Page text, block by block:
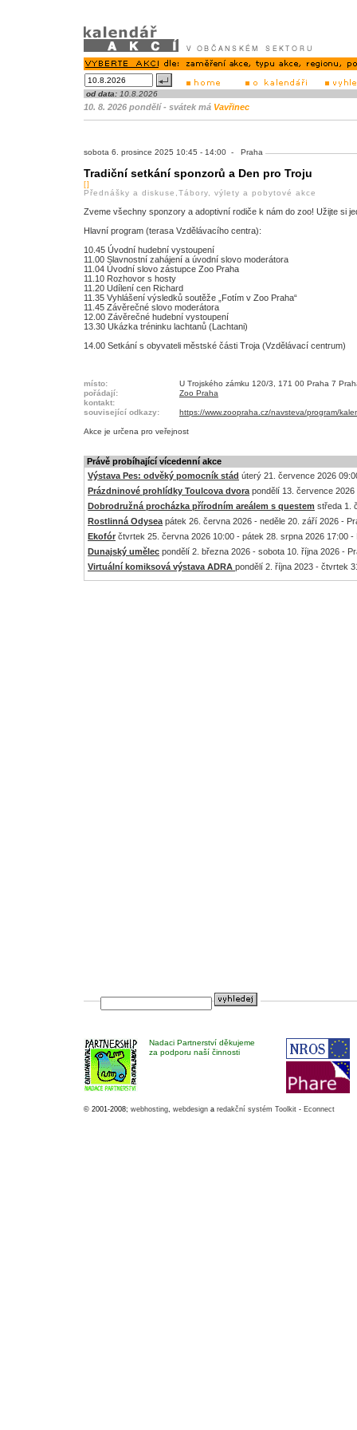
od data: 10.8.2026
10. 8. 2026 pondělí - svátek má Vavřinec
sobota 6. prosince 2025 10:45 - 14:00 - Praha
Tradiční setkání sponzorů a Den pro Troju
[]
Přednášky a diskuse,Tábory, výlety a pobytové akce
Zveme všechny sponzory a adoptivní rodiče k nám do zoo! Užijte si
Hlavní program (terasa Vzdělávacího centra):
10.45 Úvodní hudební vystoupení
11.00 Slavnostní zahájení a úvodní slovo moderátora
11.04 Úvodní slovo zástupce Zoo Praha
11.10 Rozhovor s hosty
11.20 Udílení cen Richard
11.35 Vyhlášení výsledků soutěže „Fotím v Zoo Praha“
11.45 Závěrečné slovo moderátora
12.00 Závěrečné hudební vystoupení
13.30 Ukázka tréninku lachtanů (Lachtani)
14.00 Setkání s obyvateli městské části Troja (Vzdělávací centrum)
místo:
U Trojského zámku 120/3, 171 00 Praha 7
pořádají:
Zoo Praha
kontakt:
související odkazy:
https://www.zoopraha.cz/navsteva/program/
Akce je určena pro veřejnost
Právě probíhající vícedenní akce
Výstava Pes: odvěký pomocník stád úterý 21. července 2026
Prázdninové prohlídky Toulcova dvora pondělí 13. července
Dobrodružná procházka přírodním areálem s questem středa 1.
Rostlinná Odysea pátek 26. června 2026 - neděle 20. září 2026 -
Ekofór čtvrtek 25. června 2026 10:00 - pátek 28. srpna 2026 17:00 -
Dunajský umělec pondělí 2. března 2026 - sobota 10. října 2026 -
Virtuální komiksová výstava ADRA pondělí 2. října 2023 - čtvrtek
Nadaci Partnerství děkujeme
za podporu naší činnosti
© 2001-2008; webhosting, webdesign a redakční systém Toolkit - Econnect